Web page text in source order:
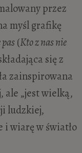
przez
myśl grafikę
(Kto z nas nie
się z
zainspirowana
ale „jest wielką,
ludzkiej,
i wiarę w światło